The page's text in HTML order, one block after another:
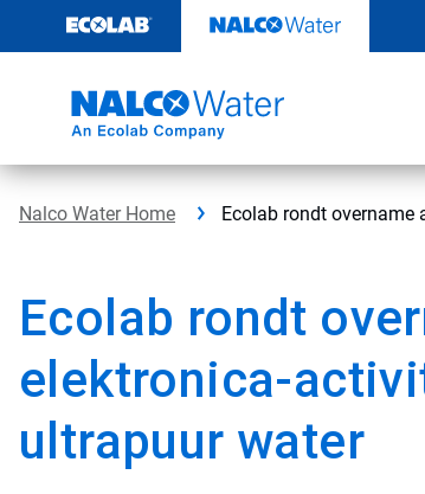
content
Nalco Water Home Ecolab rondt overname
Ecolab rondt
elektronica-
ultrapuur water